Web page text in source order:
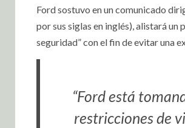
Ford sostuvo en un comunicado
por sus siglas en inglés), alistará un
seguridad” con el fin de evitar una
“Ford está
restricciones de